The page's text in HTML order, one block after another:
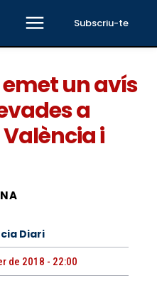
Subscriu-te
un avís
a
i
Diari
de 2018 - 22:00